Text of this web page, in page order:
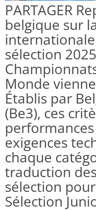
PARTAGER
belgique sur
sélection
Monde
Établis par
(Be3), ces
exigences
chaque
traduction
sélection
Sélection